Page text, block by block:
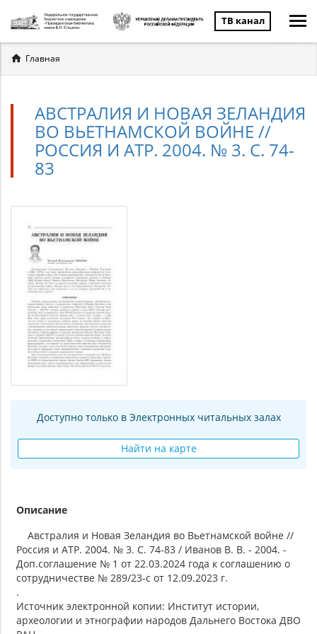
ТВ канал
Вы
здесь
Главная
АВСТРАЛИЯ И НОВАЯ ЗЕЛАНДИЯ
ВО ВЬЕТНАМСКОЙ ВОЙНЕ //
РОССИЯ И АТР. 2004. № 3. С. 74-
83
Доступно только в Электронных читальных залах
Найти на карте
Описание
Австралия и Новая Зеландия во Вьетнамской войне //
Россия и АТР. 2004. № 3. С. 74-83 / Иванов В. В. - 2004. -
Доп.соглашение № 1 от 22.03.2024 года к соглашению о
сотрудничестве № 289/23-с от 12.09.2023 г.
.
Источник электронной копии: Институт истории,
археологии и этнографии народов Дальнего Востока ДВО